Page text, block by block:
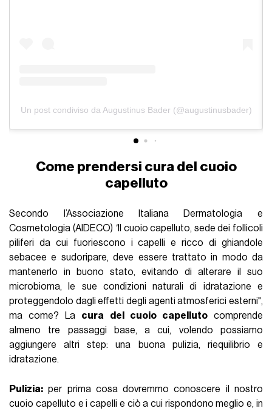
Un post condiviso da Augustinus Bader (@augustinusbader)
Come prendersi cura del cuoio
capelluto
Secondo l’Associazione Italiana Dermatologia e
Cosmetologia (AIDECO) "Il cuoio capelluto, sede dei follicoli
piliferi da cui fuoriescono i capelli e ricco di ghiandole
sebacee e sudoripare, deve essere trattato in modo da
mantenerlo in buono stato, evitando di alterare il suo
microbioma, le sue condizioni naturali di idratazione e
proteggendolo dagli effetti degli agenti atmosferici esterni",
ma come? La cura del cuoio capellutocomprende
almeno tre passaggi base, a cui, volendo possiamo
aggiungere altri step: una buona pulizia, riequilibrio e
idratazione.
Pulizia: per prima cosa dovremmo conoscere il nostro
cuoio capelluto e i capelli e ciò a cui rispondono meglio e, in